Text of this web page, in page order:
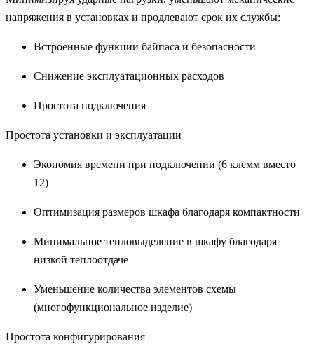
напряжения в установках и продлевают срок их службы:
Встроенные функции байпаса и безопасности
Снижение эксплуатационных расходов
Простота подключения
Простота установки и эксплуатации
Экономия времени при подключении (6 клемм вместо
12)
Оптимизация размеров шкафа благодаря компактности
Минимальное тепловыделение в шкафу благодаря
низкой теплоотдаче
Уменьшение количества элементов схемы
(многофункциональное изделие)
Простота конфигурирования